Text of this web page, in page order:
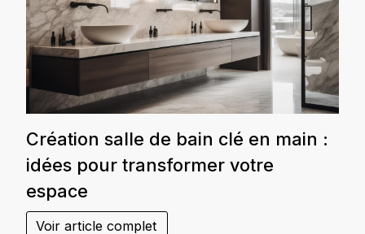
Création salle de bain clé en main :
idées pour transformer votre
espace
Voir article complet